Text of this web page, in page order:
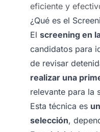
eficiente y
¿Qué es el
El screening en
candidatos para
de revisar
realizar una
relevante para la
Esta técnica es
selección,